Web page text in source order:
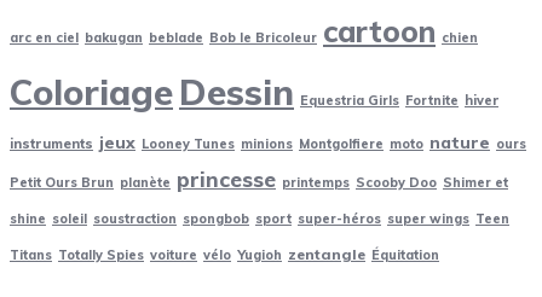
arc en ciel bakugan beblade Bob le Bricoleur cartoon chien
ColoriageDessin Equestria Girls Fortnite hiver
instruments jeux Looney Tunes minions Montgolfiere moto nature ours
Petit Ours Brun planète princesse printemps Scooby Doo Shimer et
shine soleil soustraction spongbob sport super-héros super wings Teen
Titans Totally Spies voiture vélo Yugioh zentangle Équitation